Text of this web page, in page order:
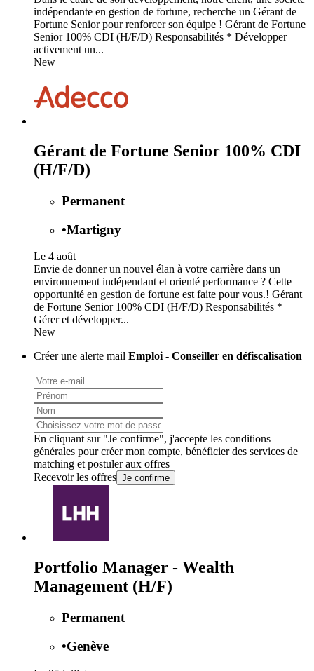
indépendante en gestion de fortune, recherche un Gérant de
Fortune Senior pour renforcer son équipe ! Gérant de Fortune
Senior 100% CDI (H/F/D) Responsabilités * Développer
activement un...
New
Gérant de Fortune Senior 100% CDI
(H/F/D)
Permanent
•Martigny
Le 4 août
Envie de donner un nouvel élan à votre carrière dans un
environnement indépendant et orienté performance ? Cette
opportunité en gestion de fortune est faite pour vous.! Gérant
de Fortune Senior 100% CDI (H/F/D) Responsabilités *
Gérer et développer...
New
Créer une alerte mail Emploi - Conseiller en défiscalisation
En cliquant sur "Je confirme", j'accepte les conditions
générales pour créer mon compte, bénéficier des services de
matching et postuler aux offres
Recevoir les offres Je confirme
Portfolio Manager - Wealth
Management (H/F)
Permanent
•Genève